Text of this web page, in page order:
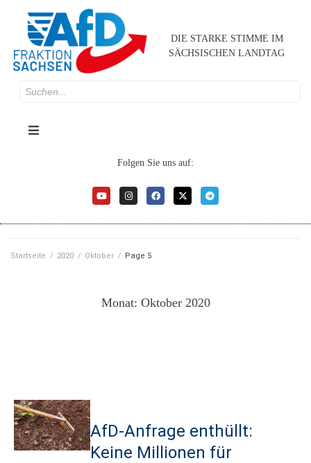
DIE STARKE STIMME IM
SÄCHSISCHEN LANDTAG
Folgen Sie uns auf:
Startseite / 2020 / Oktober / Page 5
Monat: Oktober 2020
AfD-Anfrage enthüllt:
Keine Millionen für